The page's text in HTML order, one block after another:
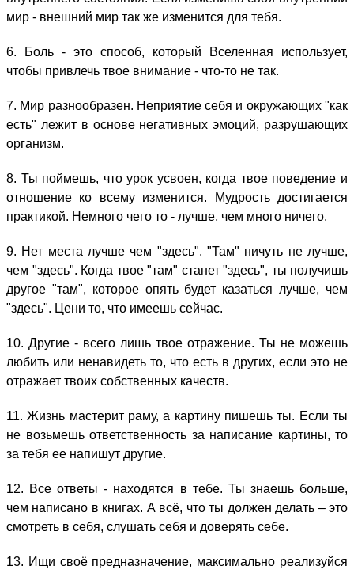
мир - внешний мир так же изменится для тебя.
6. Боль - это способ, который Вселенная использует,
чтобы привлечь твое внимание - что-то не так.
7. Мир разнообразен. Неприятие себя и окружающих "как
есть" лежит в основе негативных эмоций, разрушающих
организм.
8. Ты поймешь, что урок усвоен, когда твое поведение и
отношение ко всему изменится. Мудрость достигается
практикой. Немного чего то - лучше, чем много ничего.
9. Нет места лучше чем "здесь". "Там" ничуть не лучше,
чем "здесь". Когда твое "там" станет "здесь", ты получишь
другое "там", которое опять будет казаться лучше, чем
"здесь". Цени то, что имеешь сейчас.
10. Другие - всего лишь твое отражение. Ты не можешь
любить или ненавидеть то, что есть в других, если это не
отражает твоих собственных качеств.
11. Жизнь мастерит раму, а картину пишешь ты. Если ты
не возьмешь ответственность за написание картины, то
за тебя ее напишут другие.
12. Все ответы - находятся в тебе. Ты знаешь больше,
чем написано в книгах. А всё, что ты должен делать – это
смотреть в себя, слушать себя и доверять себе.
13. Ищи своё предназначение, максимально реализуйся